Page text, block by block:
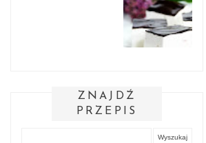
ZNAJDŹ
PRZEPIS